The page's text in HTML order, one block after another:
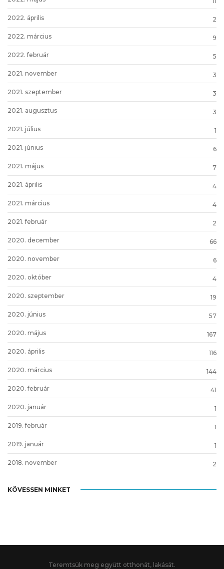
2022. április 2
2022. március 9
2022. február 5
2021. november 3
2021. szeptember 3
2021. augusztus 3
2021. július 1
2021. június 6
2021. május 7
2021. április 4
2021. március 4
2021. február 2
2020. december 66
2020. november 6
2020. október 4
2020. szeptember 19
2020. június 57
2020. május 167
2020. április 116
2020. március 144
2020. február 41
2020. január 1
2019. február 1
2019. január 1
2018. november 2
KÖVESSEN MINKET
Teremtsük meg együtt otthonát, lakását.